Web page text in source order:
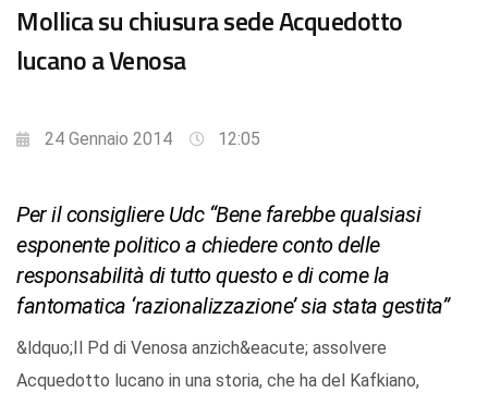
Mollica su chiusura sede Acquedotto
lucano a Venosa
24 Gennaio 2014 12:05
Per il consigliere Udc “Bene farebbe qualsiasi
esponente politico a chiedere conto delle
responsabilità di tutto questo e di come la
fantomatica ‘razionalizzazione’ sia stata gestita”
&ldquo;Il Pd di Venosa anzich&eacute; assolvere
Acquedotto lucano in una storia, che ha del Kafkiano,